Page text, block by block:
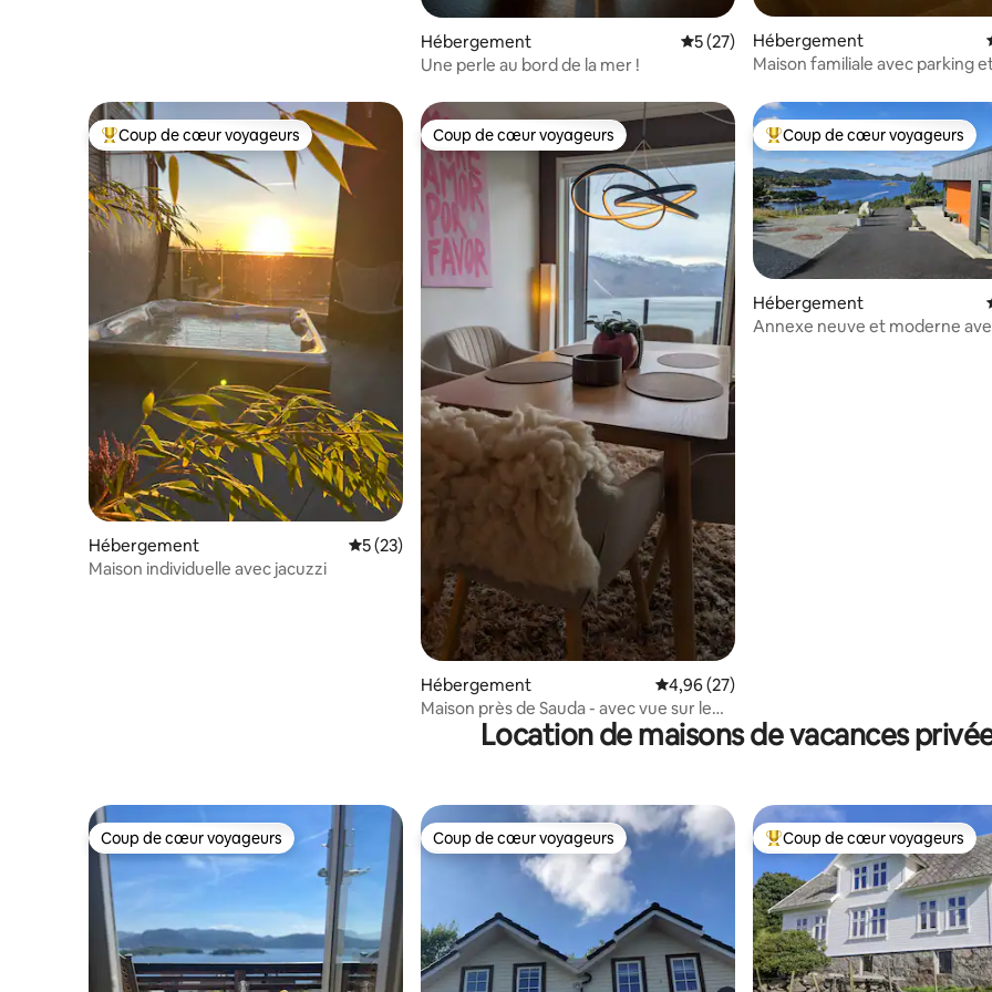
Hébergement Évaluation moyenne sur la base de 27
5 (27)
Une perle au bord de la mer !
Hébergement
Maison familiale avec parking
Coups de cœur voyageurs les plus appréciés
Coup de cœur voyageurs
Hébergement Évaluation moyenne sur la base de 23 commentaires : 5 sur 5
5 (23)
Maison individuelle avec jacuzzi
Coup de cœur voyageurs
Coup de cœur voyageurs
Hébergement Évaluation moyenne sur la base de 27
4,96 (27)
Maison près de Sauda - avec vue sur le
Coups de cœur voyageurs les
Coup de cœur voyageurs
Hébergement
Annexe neuve et moderne
Location de maisons de vacances
Coup de cœur voyageurs
Coup de cœur voyageurs Coup de cœur voyageurs
Coup de cœur voyageurs Coups de cœur voyageurs les
Coup de cœur voyageurs